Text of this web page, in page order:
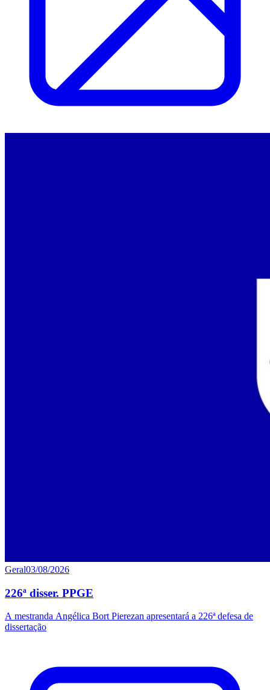
Geral03/08/2026
226ª disser. PPGE
A mestranda Angélica Bort Pierezan apresentará a 226ª defesa de
dissertação